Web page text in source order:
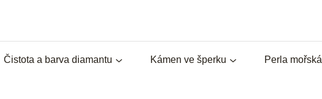
Čistota a barva diamantu Kámen ve šperku Perla mořská